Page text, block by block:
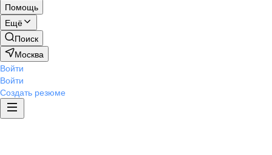
Помощь
Ещё
Поиск
Москва
Войти
Войти
Создать резюме